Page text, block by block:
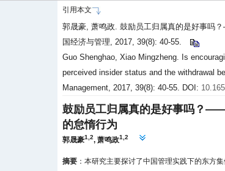
引用本文
郭晟豪, 萧鸣政. 鼓励员工归属真的是好事吗
国经济与管理, 2017, 39(8): 40-55.
Guo Shenghao, Xiao Mingzheng. Is
perceived insider status and the withdrawal
Management, 2017, 39(8): 40-55. DOI:
鼓励员工归属真的是好事吗？
的怠惰行为
郭晟豪1,2,萧鸣政1,2
摘要 ：本研究主要探讨了中国管理实践下的东方